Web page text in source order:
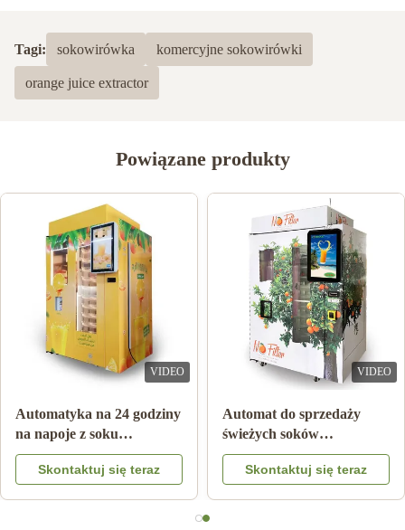
Tagi: sokowirówka komercyjne sokowirówki
orange juice extractor
Powiązane produkty
VIDEO
Płatność Automat z
pomarańczowym z
chłodzenia
się teraz
VIDEO
Automatyka na 24 godziny
na napoje z soku
pomarańczowego
Skontaktuj się teraz